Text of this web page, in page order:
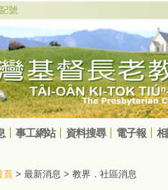
事工網站 資料搜尋 電子報
頁 > 最新消息 > 教界．社區消息